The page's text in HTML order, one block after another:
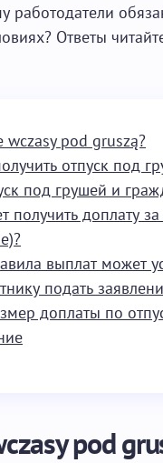
работодатели
Ответы
wczasy pod gruszą?
отпуск под
под грушей и
получить доплату
выплат может
подать
доплаты по
pod